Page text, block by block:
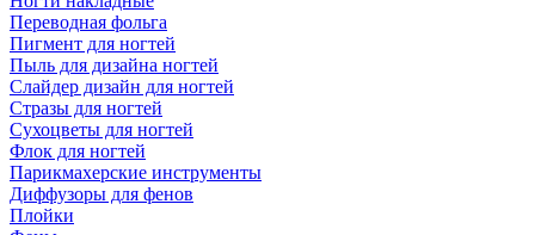
Переводная фольга
Пигмент для ногтей
Пыль для дизайна ногтей
Слайдер дизайн для ногтей
Стразы для ногтей
Сухоцветы для ногтей
Флок для ногтей
Парикмахерские инструменты
Диффузоры для фенов
Плойки